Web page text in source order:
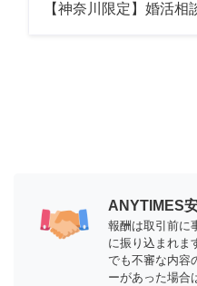
【神奈川限定】婚活
ANYTIMES
報酬は取引前に
に振り込まれま
でも不審な内容
ーがあった場合